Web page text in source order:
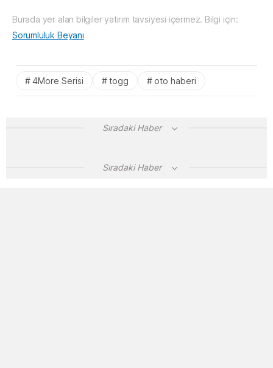
Burada yer alan bilgiler yatırım tavsiyesi içermez. Bilgi için:
Sorumluluk Beyanı
4More Serisi togg oto haberi
Sıradaki Haber
Sıradaki Haber